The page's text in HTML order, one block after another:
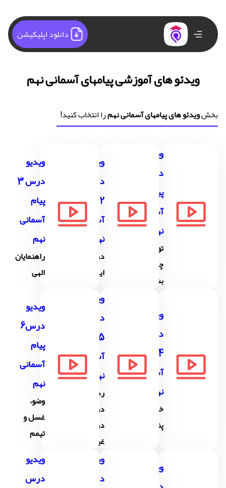
دانلود اپلیکیشن
ویدئو های آموزشی پیامهای آسمانی نهم
بخشویدئو های پیامهای آسمانی نهمرا انتخاب کنید!
ویدیو
پیام
آسمانی
نهم
تو را
چگونه
بشناسم؟
ویدیو
درس
2 پیام
آسمانی
نهم
در پناه
ایمان
ویدیو
درس 3
پیام
آسمانی
نهم
راهنمایان
الهی
ویدیو
درس
4 پیام
آسمانی
نهم
خورشید
پنهان
ویدیو
درس
آسمانی
نهم
رهبری
در
دوران
غیبت
ویدیو
درس6
پیام
آسمانی
نهم
وضو،
غسل و
تیمم
ویدیو
ویدیو
درس
ویدیو
درس